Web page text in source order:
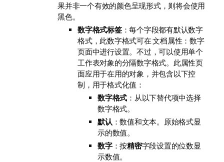
果并非一个有效的颜色呈现形式，则将会使用
黑色。
数字格式标签：每个字段都有默认数字
格式，此数字格式可在 文档属性：数字
页面中进行设置。不过，可以使用单个
工作表对象的分隔数字格式。此属性页
面应用于在用的对象，并包含以下控
制，用于格式化值：
数字格式 ：从以下替代项中选择
数字格式。
默认 ：数值和文本。原始格式显
示的数值。
数字：按精密字段设置的位数显
示数值。